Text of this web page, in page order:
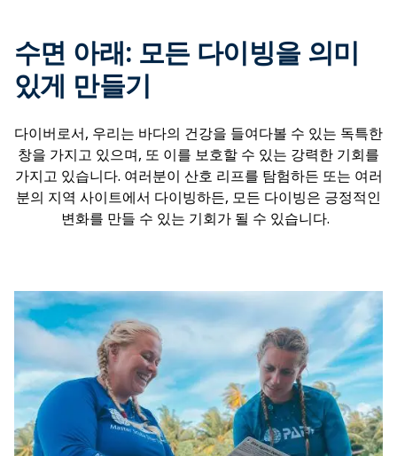
수면 아래: 모든 다이빙을 의미
있게 만들기
다이버로서, 우리는 바다의 건강을 들여다볼 수 있는 독특한
창을 가지고 있으며, 또 이를 보호할 수 있는 강력한 기회를
가지고 있습니다. 여러분이 산호 리프를 탐험하든 또는 여러
분의 지역 사이트에서 다이빙하든, 모든 다이빙은 긍정적인
변화를 만들 수 있는 기회가 될 수 있습니다.